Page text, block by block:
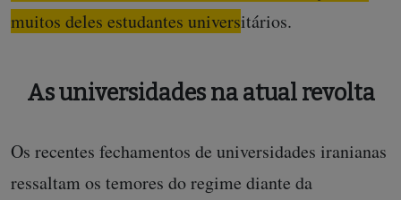
muitos deles estudantes universitários.
As universidades na atual revolta
Os recentes fechamentos de universidades iranianas
ressaltam os temores do regime diante da